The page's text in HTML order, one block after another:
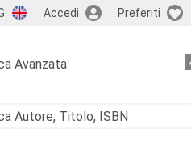
Accedi Preferiti
Avanzata